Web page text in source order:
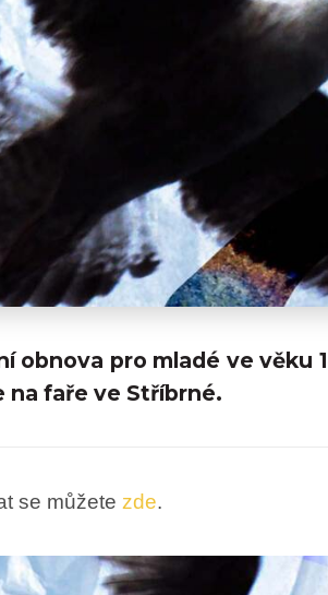
obnova pro mladé ve věku
na faře ve Stříbrné.
se můžete zde.